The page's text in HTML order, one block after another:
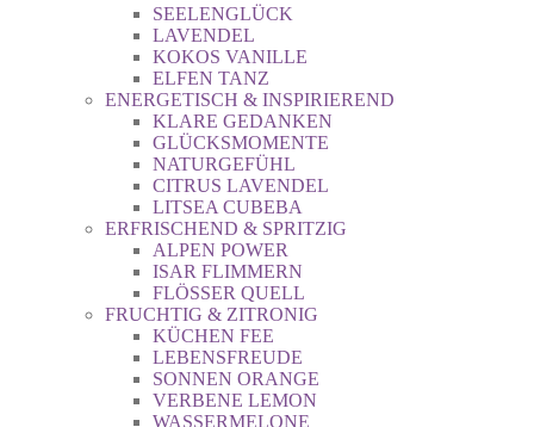
SEELENGLÜCK
LAVENDEL
KOKOS VANILLE
ELFEN TANZ
ENERGETISCH & INSPIRIEREND
KLARE GEDANKEN
GLÜCKSMOMENTE
NATURGEFÜHL
CITRUS LAVENDEL
LITSEA CUBEBA
ERFRISCHEND & SPRITZIG
ALPEN POWER
ISAR FLIMMERN
FLÖSSER QUELL
FRUCHTIG & ZITRONIG
KÜCHEN FEE
LEBENSFREUDE
SONNEN ORANGE
VERBENE LEMON
WASSERMELONE